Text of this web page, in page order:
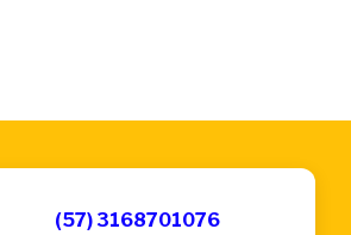
(57) 3168701076